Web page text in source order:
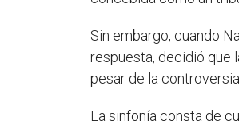
Sin embargo, cuando
respuesta, decidió que
pesar de la
La sinfonía consta de